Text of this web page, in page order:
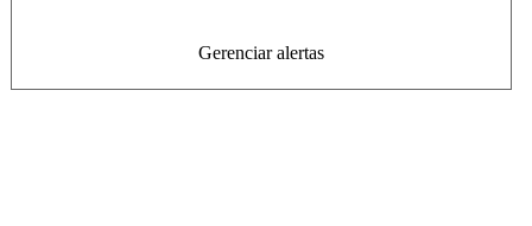
Gerenciar alertas